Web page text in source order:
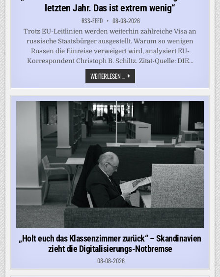
letzten Jahr. Das ist extrem wenig“
RSS-FEED 08-08-2026
Trotz EU-Leitlinien werden weiterhin zahlreiche Visa an
russische Staatsbürger ausgestellt. Warum so wenigen
Russen die Einreise verweigert wird, analysiert EU-
Korrespondent Christoph B. Schiltz. Zitat-Quelle: DIE...
WEITERLESEN ...„ZEHN
PROZENT
WURDEN
BISHER
NUR
VERWEIGERT
IM
LETZTEN
JAHR.
DAS
IST
EXTREM
„Holt euch das Klassenzimmer zurück“ – Skandinavien
zieht die Digitalisierungs-Notbremse
08-08-2026